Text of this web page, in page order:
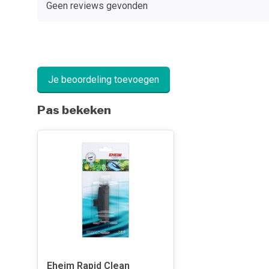
Geen reviews gevonden
Je beoordeling toevoegen
Pas bekeken
Eheim Rapid Clean